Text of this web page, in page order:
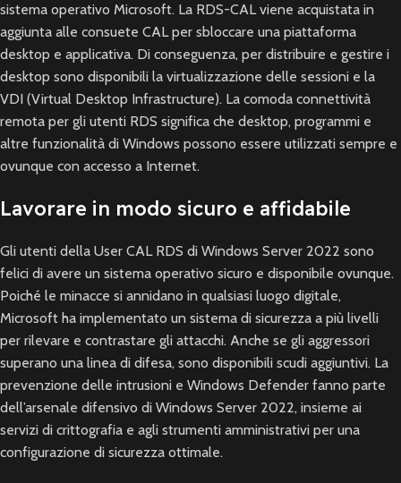
sistema operativo Microsoft. La RDS-CAL viene acquistata in
aggiunta alle consuete CAL per sbloccare una piattaforma
desktop e applicativa. Di conseguenza, per distribuire e gestire i
desktop sono disponibili la virtualizzazione delle sessioni e la
VDI (Virtual Desktop Infrastructure). La comoda connettività
remota per gli utenti RDS significa che desktop, programmi e
altre funzionalità di Windows possono essere utilizzati sempre e
ovunque con accesso a Internet.
Lavorare in modo sicuro e affidabile
Gli utenti della User CAL RDS di Windows Server 2022 sono
felici di avere un sistema operativo sicuro e disponibile ovunque.
Poiché le minacce si annidano in qualsiasi luogo digitale,
Microsoft ha implementato un sistema di sicurezza a più livelli
per rilevare e contrastare gli attacchi. Anche se gli aggressori
superano una linea di difesa, sono disponibili scudi aggiuntivi. La
prevenzione delle intrusioni e Windows Defender fanno parte
dell’arsenale difensivo di Windows Server 2022, insieme ai
servizi di crittografia e agli strumenti amministrativi per una
configurazione di sicurezza ottimale.